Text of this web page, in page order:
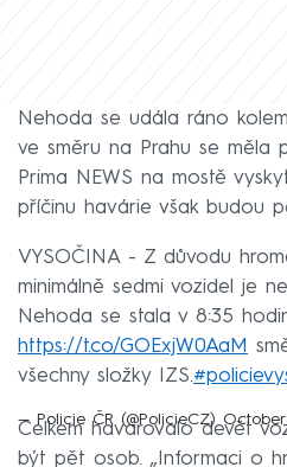
Nehoda se udála ráno
ve směru na Prahu se měla
Prima NEWS na mostě
příčinu havárie však budou
VYSOČINA - Z důvodu
minimálně sedmi vozidel je
Nehoda se stala v 8:35
https://t.co/GOExjW0AaM
všechny složky IZS.
— Policie ČR (@PolicieCZ) October
Celkem havarovalo devět
být pět osob. „Informaci o